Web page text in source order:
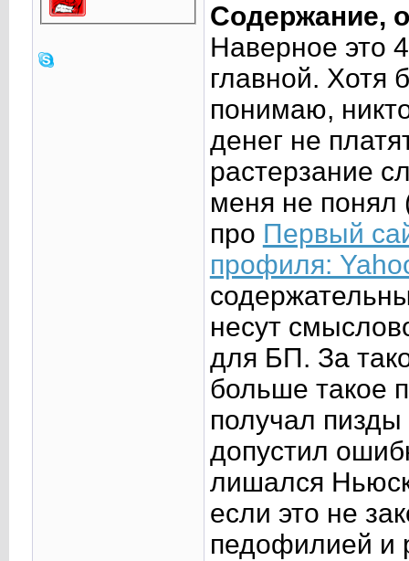
Содержание,
Наверное это
главной. Хотя
понимаю,
денег не
растерзание
меня не понял
про Первый
профиля:
несут
для БП. За
больше такое
получал
допустил
лишался
если это не
педофилией и